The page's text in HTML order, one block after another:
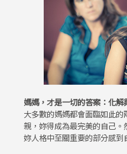
媽媽，才是一切的答案：化
大多數的媽媽都會面臨如此
親，妳得成為最完美的自己
妳人格中至關重要的部分感到